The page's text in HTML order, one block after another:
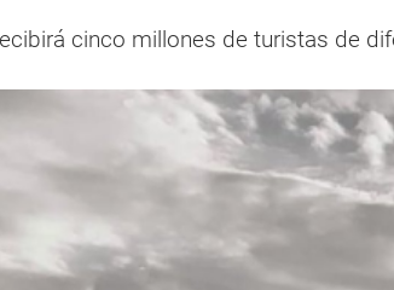
cinco millones de turistas de